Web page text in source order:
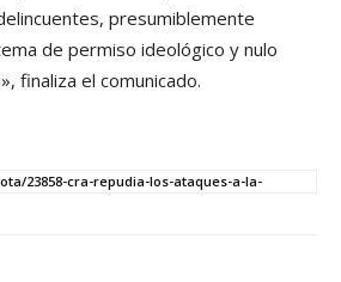
presumiblemente
de permiso ideológico y nulo
finaliza el comunicado.
23858-cra-repudia-los-ataques-a-la-